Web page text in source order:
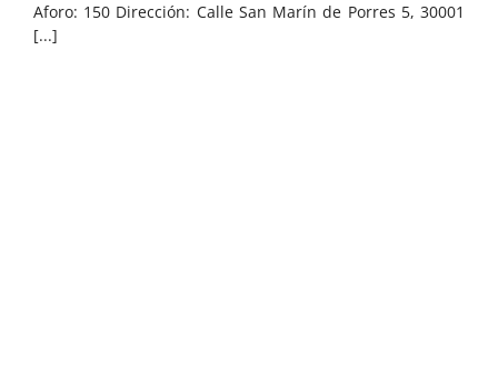
Aforo: 150 Dirección: Calle San Marín de Porres 5, 30001
[...]